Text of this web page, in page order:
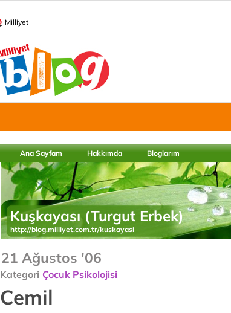
Milliyet
Ana Sayfam Hakkımda Bloglarım
Kuşkayası (Turgut Erbek)
http://blog.milliyet.com.tr/kuskayasi
21 Ağustos '06
Kategori Çocuk Psikolojisi
Cemil